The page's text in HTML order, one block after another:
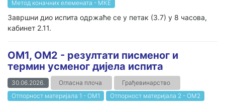
Метод коначних елемената - МКЕ
Завршни дио испита одржаће се у петак (3.7) у 8 часова,
кабинет 2.11.
ОМ1, ОМ2 - резултати писменог и
термин усменог дијела испита
30.06.2026. Огласна плоча
Грађевинарство
Отпорност материјала 1 - ОМ1
Отпорност материјала 2 - ОМ2